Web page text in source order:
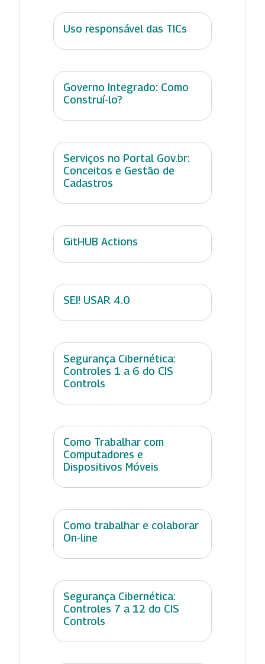
Uso responsável das TICs
Governo Integrado: Como
Construí-lo?
Serviços no Portal Gov.br:
Conceitos e Gestão de
Cadastros
GitHUB Actions
SEI! USAR 4.0
Segurança Cibernética:
Controles 1 a 6 do CIS
Controls
Como Trabalhar com
Computadores e
Dispositivos Móveis
Como trabalhar e colaborar
On-line
Segurança Cibernética:
Controles 7 a 12 do CIS
Controls